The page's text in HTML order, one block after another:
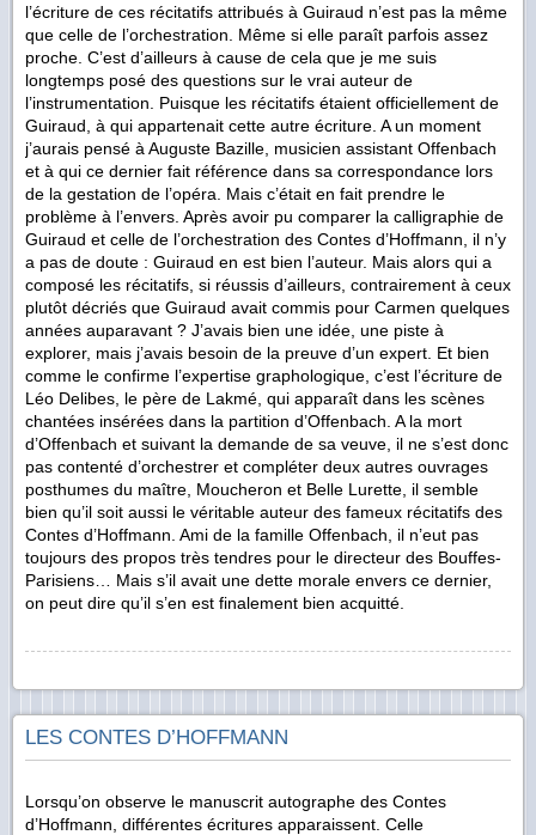
l’écriture de ces récitatifs attribués à Guiraud n’est pas la même
que celle de l’orchestration. Même si elle paraît parfois assez
proche. C’est d’ailleurs à cause de cela que je me suis
longtemps posé des questions sur le vrai auteur de
l’instrumentation. Puisque les récitatifs étaient officiellement de
Guiraud, à qui appartenait cette autre écriture. A un moment
j’aurais pensé à Auguste Bazille, musicien assistant Offenbach
et à qui ce dernier fait référence dans sa correspondance lors
de la gestation de l’opéra. Mais c’était en fait prendre le
problème à l’envers. Après avoir pu comparer la calligraphie de
Guiraud et celle de l’orchestration des Contes d’Hoffmann, il n’y
a pas de doute : Guiraud en est bien l’auteur. Mais alors qui a
composé les récitatifs, si réussis d’ailleurs, contrairement à ceux
plutôt décriés que Guiraud avait commis pour Carmen quelques
années auparavant ? J’avais bien une idée, une piste à
explorer, mais j’avais besoin de la preuve d’un expert. Et bien
comme le confirme l’expertise graphologique, c’est l’écriture de
Léo Delibes, le père de Lakmé, qui apparaît dans les scènes
chantées insérées dans la partition d’Offenbach. A la mort
d’Offenbach et suivant la demande de sa veuve, il ne s’est donc
pas contenté d’orchestrer et compléter deux autres ouvrages
posthumes du maître, Moucheron et Belle Lurette, il semble
bien qu’il soit aussi le véritable auteur des fameux récitatifs des
Contes d’Hoffmann. Ami de la famille Offenbach, il n’eut pas
toujours des propos très tendres pour le directeur des Bouffes-
Parisiens… Mais s’il avait une dette morale envers ce dernier,
on peut dire qu’il s’en est finalement bien acquitté.
LES CONTES D’HOFFMANN
Lorsqu’on observe le manuscrit autographe des Contes
d’Hoffmann, différentes écritures apparaissent. Celle